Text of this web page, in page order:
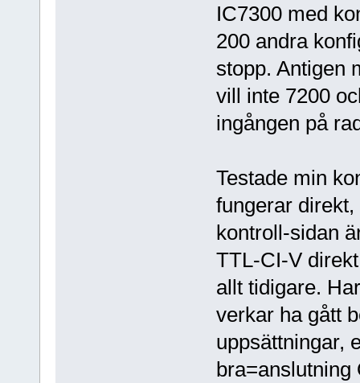
IC7300 med
200 andra
stopp. Antigen
vill inte 7200
ingången på
Testade min
fungerar
kontroll-sidan
TTL-CI-V
allt tidigare.
verkar ha gått
uppsättningar,
bra=anslutning